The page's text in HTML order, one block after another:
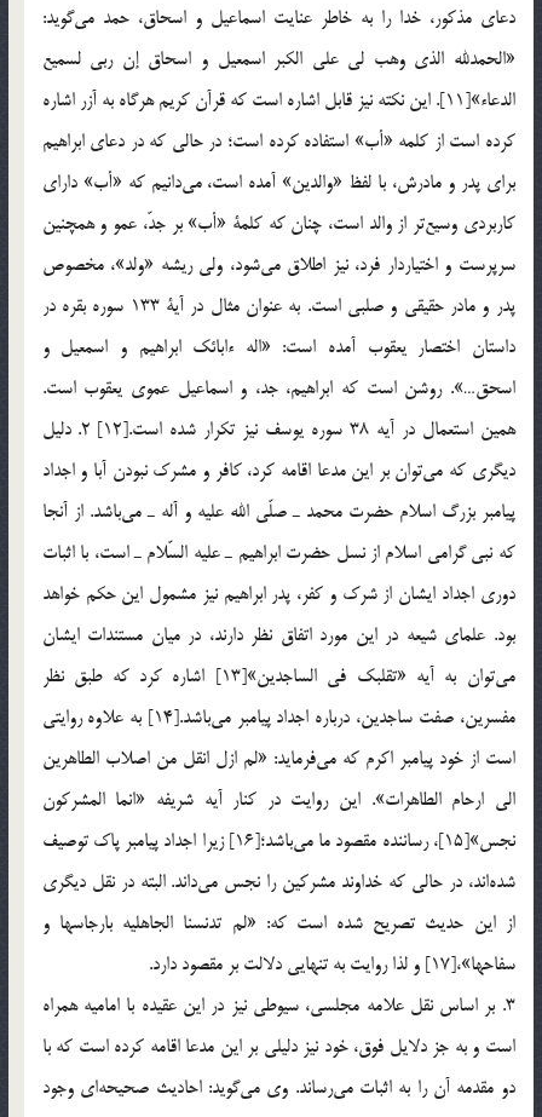
دعاي مذكور، ‌خدا را به خاطر عنايت اسماعيل و اسحاق، حمد مي‌گويد:
«الحمدلله الذي وهب لي علي الكبر اسمعيل و اسحاق إن ربي لسميع
الدعاء»[11]. اين نكته نيز قابل اشاره است كه قرآن كريم هرگاه به آزر اشاره
كرده است از كلمه «أب» استفاده كرده است؛ در حالي كه در دعاي ابراهيم
براي پدر و مادرش، با لفظ «والدين» آمده است، مي‌دانيم كه «أب» داراي
كاربردي وسيع‌تر از والد است، چنان كه كلمة «أب» بر جدّ، عمو و همچنين
سرپرست و اختياردار فرد، نيز اطلاق مي‌شود، ولي ريشه «ولد»، مخصوص
پدر و مادر حقيقي و صلبي است. به عنوان مثال در آية 133 سوره بقره در
داستان اختصار يعقوب آمده است: «اله ءابائك ابراهيم و اسمعيل و
اسحق…». روشن است كه ابراهيم، جد، و اسماعيل عموي يعقوب است.
همين استعمال در آيه 38 سوره يوسف نيز تكرار شده است.[12] 2. دليل
ديگري كه مي‌توان بر اين مدعا اقامه كرد، کافر و مشرک نبودن آبا و اجداد
پيامبر بزرگ اسلام حضرت محمد ـ صلّي الله عليه و آله ـ مي‌باشد. از آنجا
كه نبي گرامي اسلام از نسل حضرت ابراهيم ـ عليه السّلام ـ است، با اثبات
دوري اجداد ايشان از شرك و كفر، پدر ابراهيم نيز مشمول اين حكم خواهد
بود. علماي شيعه در اين مورد اتفاق نظر دارند، در ميان مستندات ايشان
مي‌توان به آيه «تقلبك في الساجدين»[13] اشاره كرد كه طبق نظر
مفسرين، صفت ساجدين، درباره اجداد پيامبر مي‌باشد.[14] به علاوه روايتي
است از خود پيامبر اكرم كه مي‌فرمايد: «لم ازل انقل من اصلاب الطاهرين
الي ارحام الطاهرات». اين روايت در كنار آيه شريفه «انما المشركون
نجس»[15]، رساننده مقصود ما مي‌باشد؛[16] زيرا اجداد پيامبر پاك توصيف
شده‌اند، در حالي كه خداوند مشركين را نجس مي‌داند. البته در نقل ديگري
از اين حديث تصريح شده است كه: «لم تدنسنا الجاهليه بارجاسها و
سفاحها»،[17] و لذا روايت به تنهايي دلالت بر مقصود دارد.
3. بر اساس نقل علامه مجلسي، سيوطي نيز در اين عقيده با اماميه همراه
است و به جز دلايل فوق، خود نيز دليلي بر اين مدعا اقامه كرده است كه با
دو مقدمه آن را به اثبات مي‌رساند. وي مي‌گويد: احاديث صحيحه‌اي وجود